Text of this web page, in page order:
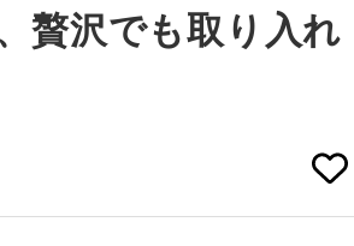
贅沢でも取り入れ